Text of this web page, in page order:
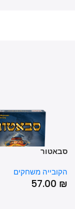
משחקים
57.00